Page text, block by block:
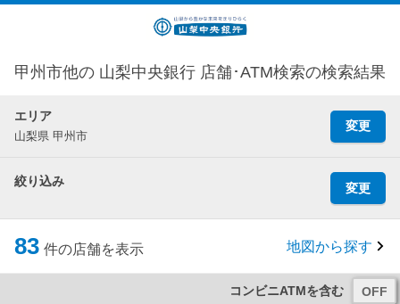
甲州市他の 山梨中央銀行 店舗･ATM検索の検索結果
エリア
山梨県 甲州市
変更
絞り込み 変更
83 件の店舗を表示 地図から探す
コンビニATMを含む